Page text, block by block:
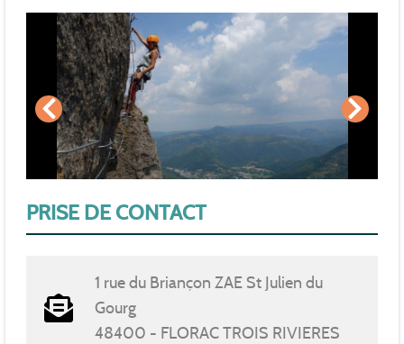
PRISE DE CONTACT
1 rue du Briançon ZAE St Julien du
Gourg
48400 - FLORAC TROIS RIVIERES